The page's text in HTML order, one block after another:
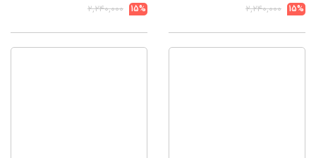
15%
۲,۲۴۰,۰۰۰
15%
۲,۲۴۰,۰۰۰